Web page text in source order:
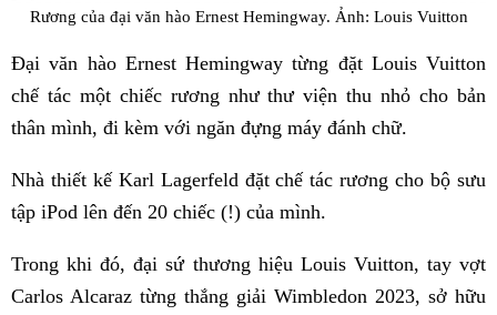
Rương của đại văn hào Ernest Hemingway. Ảnh: Louis Vuitton
Đại văn hào Ernest Hemingway từng đặt Louis Vuitton
chế tác một chiếc rương như thư viện thu nhỏ cho bản
thân mình, đi kèm với ngăn đựng máy đánh chữ.
Nhà thiết kế Karl Lagerfeld đặt chế tác rương cho bộ sưu
tập iPod lên đến 20 chiếc (!) của mình.
Trong khi đó, đại sứ thương hiệu Louis Vuitton, tay vợt
Carlos Alcaraz từng thắng giải Wimbledon 2023, sở hữu